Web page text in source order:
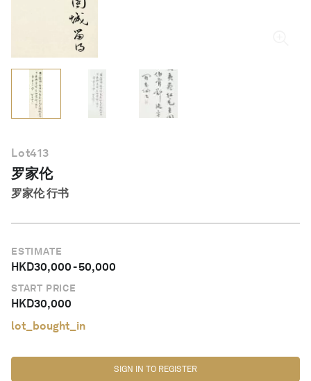
Lot413
罗家伦
罗家伦 行书
ESTIMATE
HKD30,000-50,000
START PRICE
HKD30,000
lot_bought_in
SIGN IN TO REGISTER